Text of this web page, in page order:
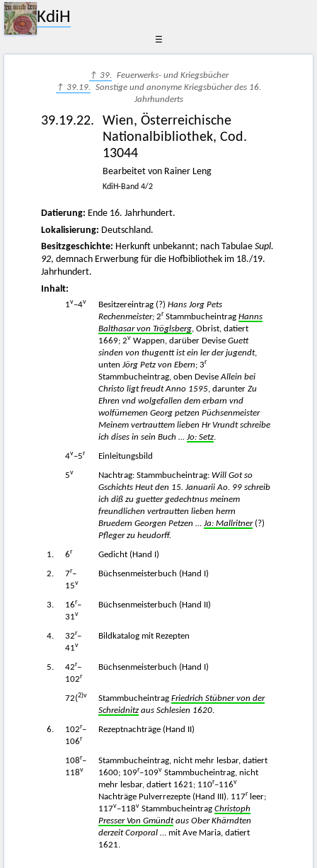
KdiH
☰
↑ 39. Feuerwerks- und Kriegsbücher
↑ 39.19. Sonstige und anonyme Kriegsbücher des 16.
Jahrhunderts
39.19.22.
Wien, Österreichische
Nationalbibliothek, Cod.
13044
Bearbeitet von Rainer Leng
KdiH-Band 4/2
Datierung: Ende 16. Jahrhundert.
Lokalisierung: Deutschland.
Besitzgeschichte: Herkunft unbekannt; nach Tabulae Supl.
92, demnach Erwerbung für die Hofbibliothek im 18./19.
Jahrhundert.
Inhalt:
1v–4v Besitzereintrag (?) Hans Jorg Pets
Rechenmeister; 2r Stammbucheintrag Hanns
Balthasar von Tröglsberg, Obrist, datiert
1669; 2v Wappen, darüber Devise Guett
sinden von thugentt ist ein ler der jugendt,
unten Jörg Petz von Ebern; 3r
Stammbucheintrag, oben DeviseAllein bei
Christo ligt freudt Anno 1595, darunter Zu
Ehren vnd wolgefallen dem erbarn vnd
wolfürnemen Georg petzen Püchsenmeister
Meinem vertrauttem lieben Hr Vrundt schreibe
ich dises in sein Buch … Jo: Setz.
4v–5r Einleitungsbild
5v Nachtrag: Stammbucheintrag: Will Got so
Gschichts Heut den 15. Januarii Ao. 99 schreib
ich diß zu guetter gedechtnus meinem
freundlichen vertrautten lieben herrn
Bruedern Georgen Petzen … Ja: Mallritner(?)
Pfleger zu heudorff.
1. 6r Gedicht (Hand I)
2. 7r–
15v
Büchsenmeisterbuch (Hand I)
3. 16r–
31v
Büchsenmeisterbuch (Hand II)
4. 32r–
41v
Bildkatalog mit Rezepten
5. 42r–
102r
Büchsenmeisterbuch (Hand I)
72(2)v Stammbucheintrag Friedrich Stübner von der
Schreidnitz aus Schlesien 1620.
6. 102r–
106r
Rezeptnachträge (Hand II)
108r–
118v
Stammbucheintrag, nicht mehr lesbar, datiert
1600; 109r–109v Stammbucheintrag, nicht
mehr lesbar, datiert 1621; 110r–116v
Nachträge Pulverrezepte (Hand III). 117r leer;
117v–118v Stammbucheintrag Christoph
Presser Von Gmündtaus Ober Khärndten
derzeit Corporal … mit Ave Maria, datiert
1621.